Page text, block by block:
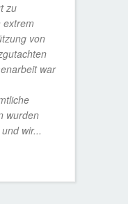
zu
extrem
von
war
wurden
wir...